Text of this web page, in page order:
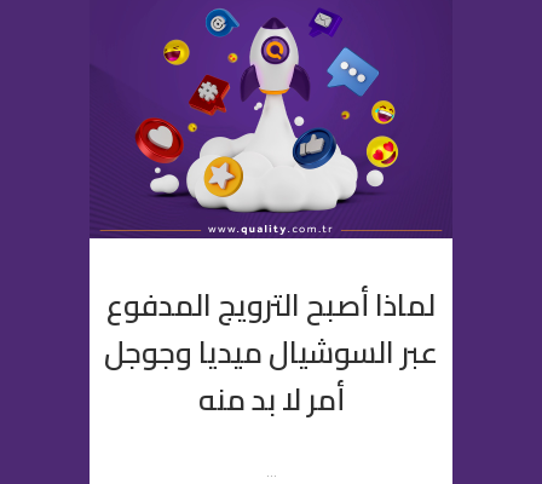
لماذا أصبح الترويج المدفوع
عبر السوشيال ميديا وجوجل
أمر لا بد منه
...